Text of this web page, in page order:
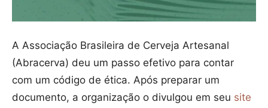
A Associação Brasileira de Cerveja Artesanal
(Abracerva) deu um passo efetivo para contar
com um código de ética. Após preparar um
documento, a organização o divulgou em seu site